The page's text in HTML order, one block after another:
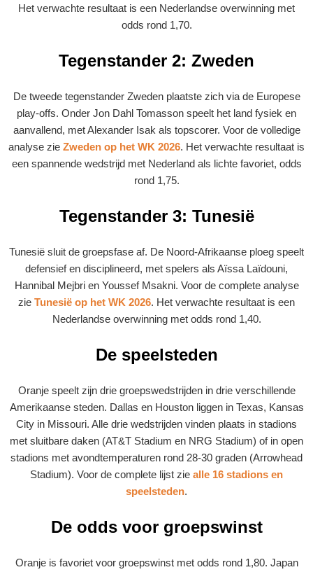
Het verwachte resultaat is een Nederlandse overwinning met
odds rond 1,70.
Tegenstander 2: Zweden
De tweede tegenstander Zweden plaatste zich via de Europese
play-offs. Onder Jon Dahl Tomasson speelt het land fysiek en
aanvallend, met Alexander Isak als topscorer. Voor de volledige
analyse zie Zweden op het WK 2026. Het verwachte resultaat is
een spannende wedstrijd met Nederland als lichte favoriet, odds
rond 1,75.
Tegenstander 3: Tunesië
Tunesië sluit de groepsfase af. De Noord-Afrikaanse ploeg speelt
defensief en disciplineerd, met spelers als Aïssa Laïdouni,
Hannibal Mejbri en Youssef Msakni. Voor de complete analyse
zie Tunesië op het WK 2026. Het verwachte resultaat is een
Nederlandse overwinning met odds rond 1,40.
De speelsteden
Oranje speelt zijn drie groepswedstrijden in drie verschillende
Amerikaanse steden. Dallas en Houston liggen in Texas, Kansas
City in Missouri. Alle drie wedstrijden vinden plaats in stadions
met sluitbare daken (AT&T Stadium en NRG Stadium) of in open
stadions met avondtemperaturen rond 28-30 graden (Arrowhead
Stadium). Voor de complete lijst zie alle 16 stadions en
speelsteden.
De odds voor groepswinst
Oranje is favoriet voor groepswinst met odds rond 1,80. Japan